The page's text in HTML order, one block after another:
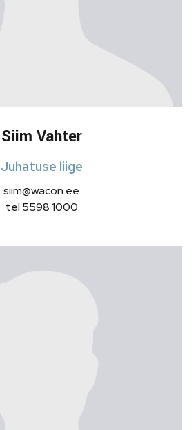
Siim Vahter
Juhatuse liige
siim@wacon.ee
tel 5598 1000